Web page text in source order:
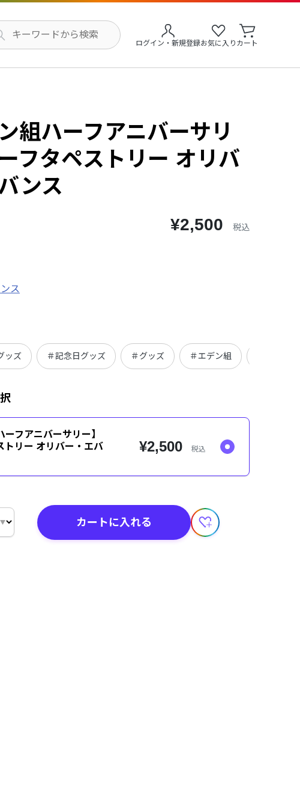
ログイン・新規登録お気に入り カート
ン組ハーフアニバーサリ
フタペストリー オリバ
ンス
¥2,500 税込
ス
ッズ ＃記念日グッズ ＃グッズ ＃エデン組
ーフアニバーサリー】
トリー オリバー・エバ
¥2,500 税込
カートに入れる